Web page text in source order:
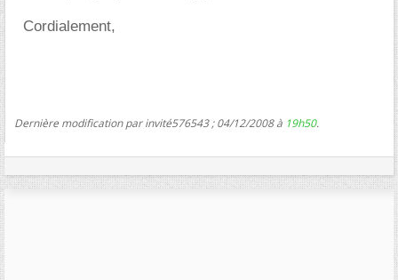
Cordialement,
Dernière modification par invité576543 ; 04/12/2008 à 19h50.